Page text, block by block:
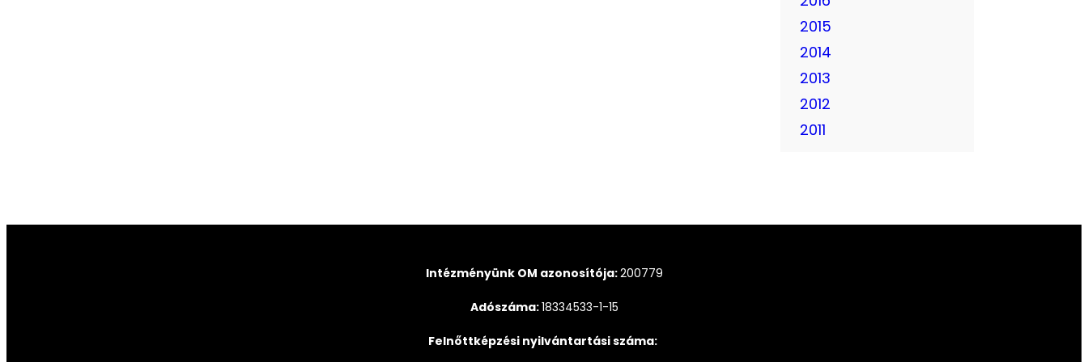
2015
2014
2013
2012
2011
Intézményünk OM azonosítója:200779
Adószáma:18334533-1-15
Felnőttképzési nyilvántartási száma: